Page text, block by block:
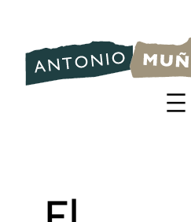
contenido